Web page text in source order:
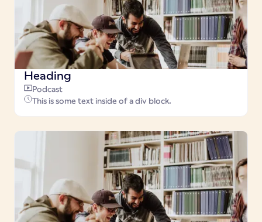
Heading
Podcast
This is some text inside of a div block.